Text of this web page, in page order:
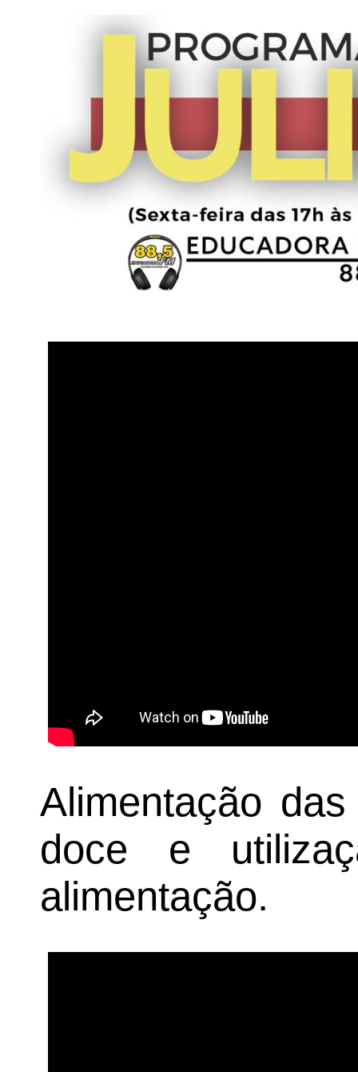
Alimentação
doce e
alimentação.